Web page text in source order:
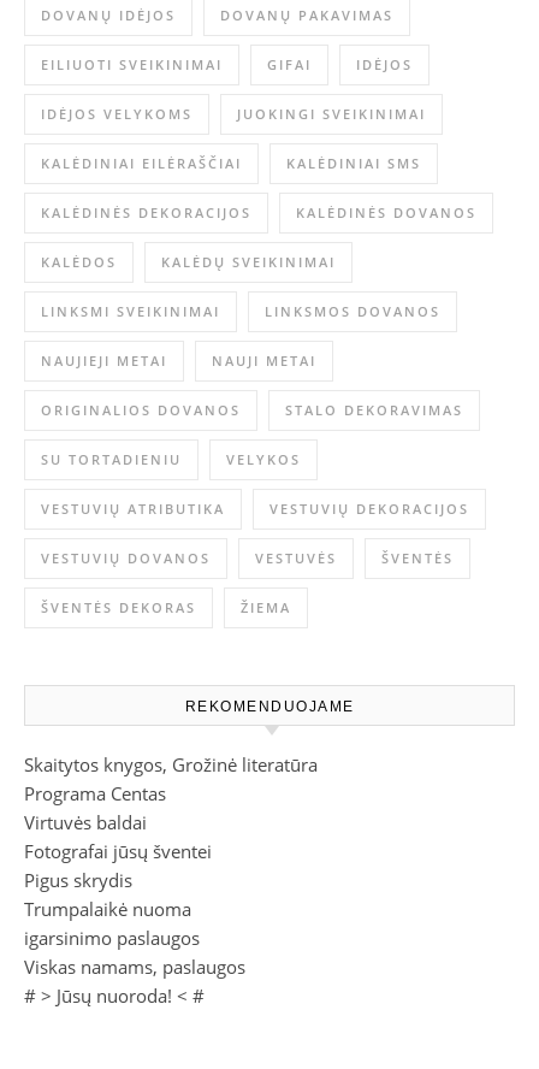
DOVANŲ IDĖJOS DOVANŲ PAKAVIMAS
EILIUOTI SVEIKINIMAI GIFAI IDĖJOS
IDĖJOS VELYKOMS JUOKINGI SVEIKINIMAI
KALĖDINIAI EILĖRAŠČIAI KALĖDINIAI SMS
KALĖDINĖS DEKORACIJOS KALĖDINĖS DOVANOS
KALĖDOS KALĖDŲ SVEIKINIMAI
LINKSMI SVEIKINIMAI LINKSMOS DOVANOS
NAUJIEJI METAI NAUJI METAI
ORIGINALIOS DOVANOS STALO DEKORAVIMAS
SU TORTADIENIU VELYKOS
VESTUVIŲ ATRIBUTIKA VESTUVIŲ DEKORACIJOS
VESTUVIŲ DOVANOS VESTUVĖS ŠVENTĖS
ŠVENTĖS DEKORAS ŽIEMA
REKOMENDUOJAME
Skaitytos knygos, Grožinė literatūra
Programa Centas
Virtuvės baldai
Fotografai jūsų šventei
Pigus skrydis
Trumpalaikė nuoma
igarsinimo paslaugos
Viskas namams, paslaugos
# > Jūsų nuoroda! < #